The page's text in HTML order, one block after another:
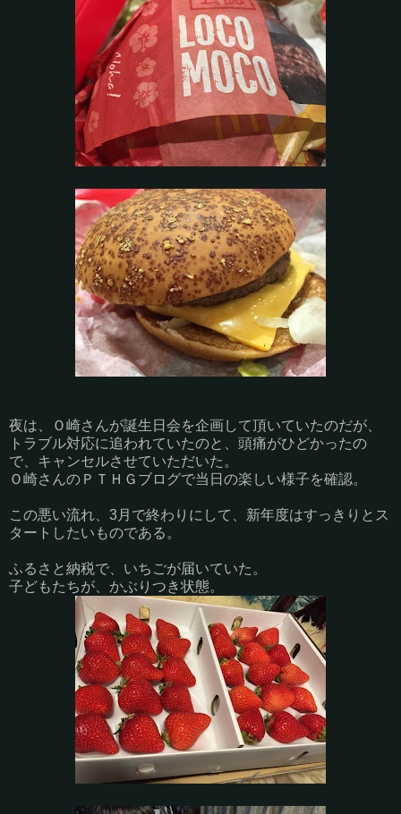
夜は、Ｏ崎さんが誕生日会を企画して頂いていたのだが、
トラブル対応に追われていたのと、頭痛がひどかったの
で、キャンセルさせていただいた。
Ｏ崎さんのＰＴＨＧブログで当日の楽しい様子を確認。
この悪い流れ、3月で終わりにして、新年度はすっきりとス
タートしたいものである。
ふるさと納税で、いちごが届いていた。
子どもたちが、かぶりつき状態。